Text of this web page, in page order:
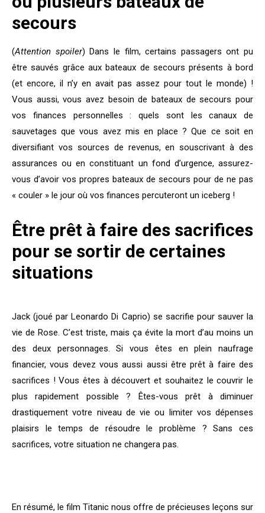
secours
(Attention spoiler) Dans le film, certains passagers ont pu
être sauvés grâce aux bateaux de secours présents à bord
(et encore, il n’y en avait pas assez pour tout le monde) !
Vous aussi, vous avez besoin de bateaux de secours pour
vos finances personnelles : quels sont les canaux de
sauvetages que vous avez mis en place ? Que ce soit en
diversifiant vos sources de revenus, en souscrivant à des
assurances ou en constituant un fond d’urgence, assurez-
vous d’avoir vos propres bateaux de secours pour de ne pas
« couler » le jour où vos finances percuteront un iceberg !
Être prêt à faire des sacrifices
pour se sortir de certaines
situations
Jack (joué par Leonardo Di Caprio) se sacrifie pour sauver la
vie de Rose. C’est triste, mais ça évite la mort d’au moins un
des deux personnages. Si
vous êtes en plein naufrage
financier, vous devez vous aussi aussi être prêt à faire des
sacrifices ! Vous êtes à découvert et souhaitez le couvrir le
plus rapidement possible ? Êtes-vous prêt à diminuer
drastiquement votre niveau de vie ou limiter vos dépenses
plaisirs le temps de résoudre le problème ? Sans ces
sacrifices, votre situation ne changera pas.
En résumé, le film Titanic nous offre de précieuses leçons sur